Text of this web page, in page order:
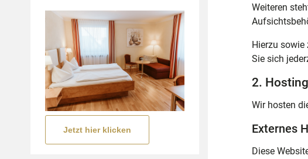
Jetzt hier klicken
Weiteren
Hierzu sowie
Sie sich
2. Hosting
Wir hosten
Externes
Diese